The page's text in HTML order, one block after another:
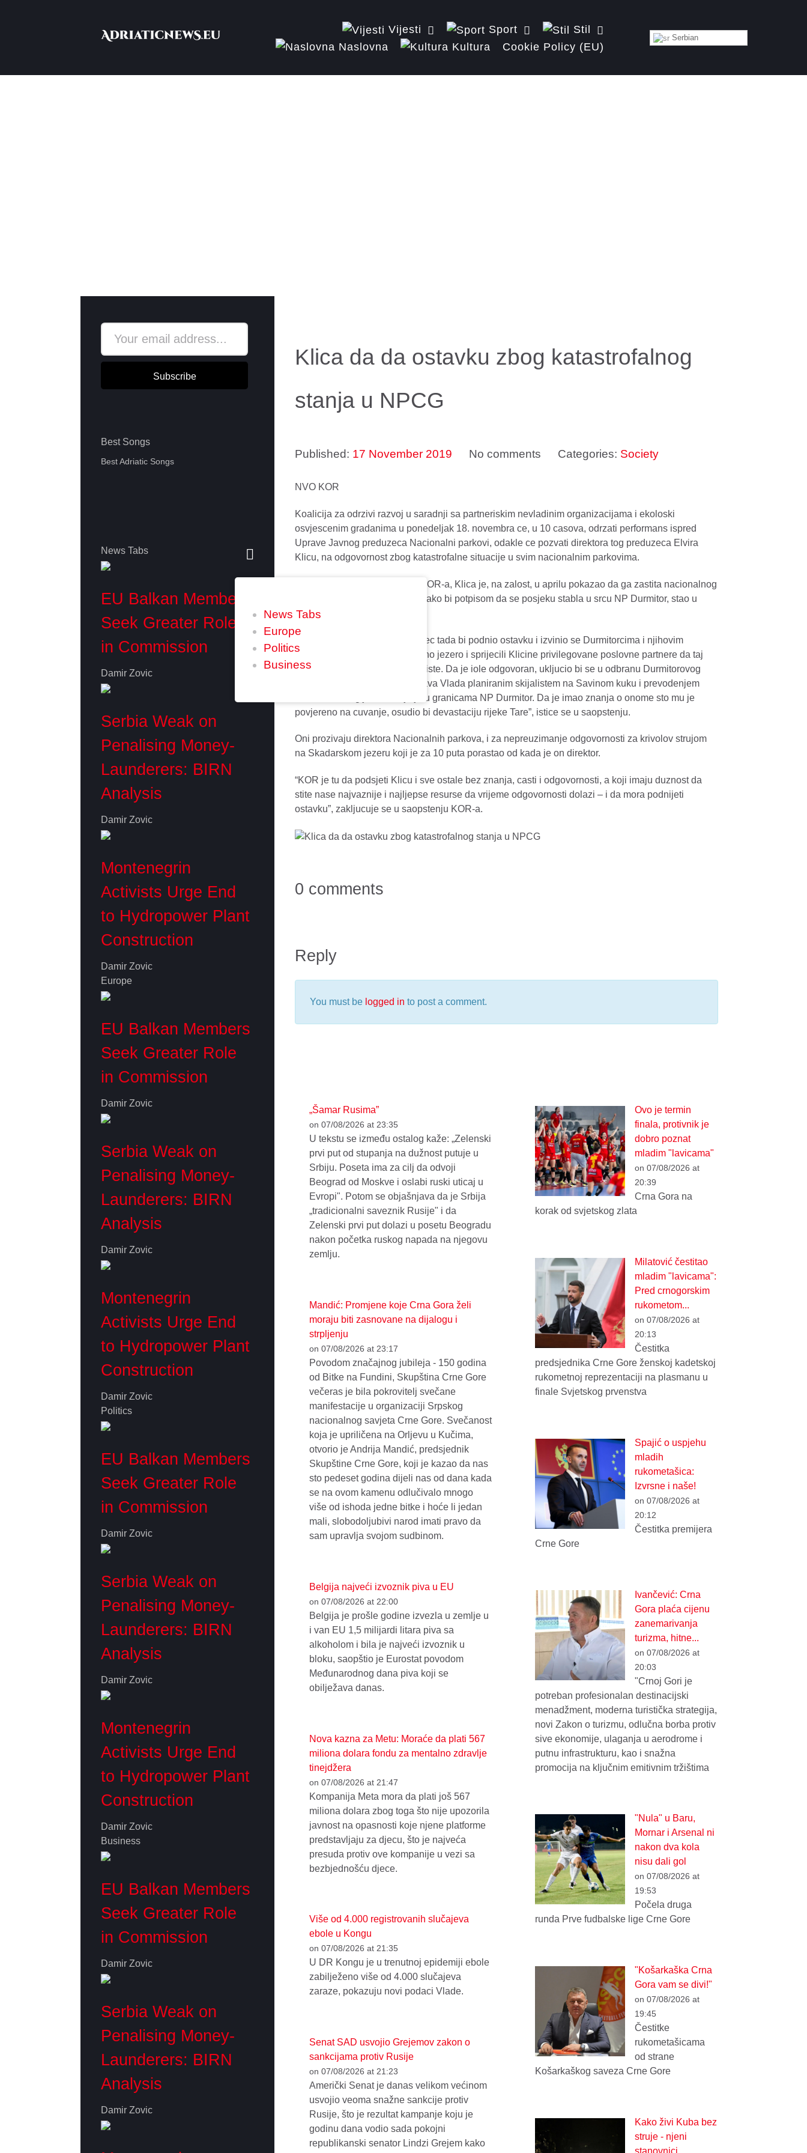
Vijesti Sport
Stil
Naslovna
Kultura Cookie Policy (EU)
Serbian
Subscribe
Best Songs
Best Adriatic Songs
News Tabs
Europe
Politics
Business
News Tabs
EU Balkan Members
Seek Greater Role
in Commission
Damir Zovic
Serbia Weak on
Penalising Money-
Launderers: BIRN
Analysis
Damir Zovic
Montenegrin
Activists Urge End
to Hydropower Plant
Construction
Damir Zovic
Europe
EU Balkan Members
Seek Greater Role
in Commission
Damir Zovic
Serbia Weak on
Penalising Money-
Launderers: BIRN
Analysis
Damir Zovic
Montenegrin
Activists Urge End
to Hydropower Plant
Construction
Damir Zovic
Politics
EU Balkan Members
Seek Greater Role
in Commission
Damir Zovic
Serbia Weak on
Penalising Money-
Launderers: BIRN
Analysis
Damir Zovic
Montenegrin
Activists Urge End
to Hydropower Plant
Construction
Damir Zovic
Business
EU Balkan Members
Seek Greater Role
in Commission
Damir Zovic
Serbia Weak on
Penalising Money-
Launderers: BIRN
Analysis
Damir Zovic
Klica da da ostavku zbog katastrofalnog
stanja u NPCG
Published: 17 November 2019 No comments Categories: Society
NVO KOR
Koalicija za odrzivi razvoj u saradnji sa partneriskim nevladinim organizacijama i ekoloski
osvjescenim gradanima u ponedeljak 18. novembra ce, u 10 casova, odrzati performans ispred
Uprave Javnog preduzeca Nacionalni parkovi, odakle ce pozvati direktora tog preduzeca Elvira
Klicu, na odgovornost zbog katastrofalne situacije u svim nacionalnim parkovima.
Kako se navodi u saopstenju KOR-a, Klica je, na zalost, u aprilu pokazao da ga zastita nacionalnog
blaga ne zanima, vec da je tu kako bi potpisom da se posjeku stabla u srcu NP Durmitor, stao u
zastitu interesa investitora.
“Da je iole odgovoran, a nije, vec tada bi podnio ostavku i izvinio se Durmitorcima i njihovim
prijateljima koji su odbranili Crno jezero i sprijecili Klicine privilegovane poslovne partnere da taj
dragulj pretvore u privatno izletiste. Da je iole odgovoran, ukljucio bi se u odbranu Durmitorovog
statusa UNESCO-a koji ugrozava Vlada planiranim skijalistem na Savinom kuku i prevodenjem
vode iz Modrog jezera, koje je u granicama NP Durmitor. Da je imao znanja o onome sto mu je
povjereno na cuvanje, osudio bi devastaciju rijeke Tare”, istice se u saopstenju.
Oni prozivaju direktora Nacionalnih parkova, i za nepreuzimanje odgovornosti za krivolov strujom
na Skadarskom jezeru koji je za 10 puta porastao od kada je on direktor.
“KOR je tu da podsjeti Klicu i sve ostale bez znanja, casti i odgovornosti, a koji imaju duznost da
stite nase najvaznije i najljepse resurse da vrijeme odgovornosti dolazi – i da mora podnijeti
ostavku”, zakljucuje se u saopstenju KOR-a.
0 comments
Reply
You must be logged in to post a comment.
„Šamar Rusima”
on 07/08/2026 at 23:35
U tekstu se između ostalog kaže: „Zelenski
prvi put od stupanja na dužnost putuje u
Srbiju. Poseta ima za cilj da odvoji
Beograd od Moskve i oslabi ruski uticaj u
Evropi". Potom se objašnjava da je Srbija
„tradicionalni saveznik Rusije" i da
Zelenski prvi put dolazi u posetu Beogradu
nakon početka ruskog napada na njegovu
zemlju.
Mandić: Promjene koje Crna Gora želi
moraju biti zasnovane na dijalogu i
strpljenju
on 07/08/2026 at 23:17
Povodom značajnog jubileja - 150 godina
od Bitke na Fundini, Skupština Crne Gore
večeras je bila pokrovitelj svečane
manifestacije u organizaciji Srpskog
nacionalnog savjeta Crne Gore. Svečanost
koja je upriličena na Orljevu u Kučima,
otvorio je Andrija Mandić, predsjednik
Skupštine Crne Gore, koji je kazao da nas
sto pedeset godina dijeli nas od dana kada
se na ovom kamenu odlučivalo mnogo
više od ishoda jedne bitke i hoće li jedan
mali, slobodoljubivi narod imati pravo da
sam upravlja svojom sudbinom.
Belgija najveći izvoznik piva u EU
on 07/08/2026 at 22:00
Belgija je prošle godine izvezla u zemlje u
i van EU 1,5 milijardi litara piva sa
alkoholom i bila je najveći izvoznik u
bloku, saopštio je Eurostat povodom
Međunarodnog dana piva koji se
obilježava danas.
Nova kazna za Metu: Moraće da plati 567
miliona dolara fondu za mentalno zdravlje
tinejdžera
on 07/08/2026 at 21:47
Kompanija Meta mora da plati još 567
miliona dolara zbog toga što nije upozorila
javnost na opasnosti koje njene platforme
predstavljaju za djecu, što je najveća
presuda protiv ove kompanije u vezi sa
bezbjednošću djece.
Više od 4.000 registrovanih slučajeva
ebole u Kongu
on 07/08/2026 at 21:35
U DR Kongu je u trenutnoj epidemiji ebole
zabilježeno više od 4.000 slučajeva
zaraze, pokazuju novi podaci Vlade.
Senat SAD usvojio Grejemov zakon o
sankcijama protiv Rusije
on 07/08/2026 at 21:23
Američki Senat je danas velikom većinom
usvojio veoma snažne sankcije protiv
Rusije, što je rezultat kampanje koju je
godinu dana vodio sada pokojni
republikanski senator Lindzi Grejem kako
Ovo je termin
finala, protivnik je
dobro poznat
mladim "lavicama"
on 07/08/2026 at
20:39
Crna Gora na
korak od svjetskog zlata
Milatović čestitao
mladim "lavicama":
Pred crnogorskim
rukometom...
on 07/08/2026 at
20:13
Čestitka
predsjednika Crne Gore ženskoj kadetskoj
rukometnoj reprezentaciji na plasmanu u
finale Svjetskog prvenstva
Spajić o uspjehu
mladih
rukometašica:
Izvrsne i naše!
on 07/08/2026 at
20:12
Čestitka premijera
Crne Gore
Ivančević: Crna
Gora plaća cijenu
zanemarivanja
turizma, hitne...
on 07/08/2026 at
20:03
"Crnoj Gori je
potreban profesionalan destinacijski
menadžment, moderna turistička strategija,
novi Zakon o turizmu, odlučna borba protiv
sive ekonomije, ulaganja u aerodrome i
putnu infrastrukturu, kao i snažna
promocija na ključnim emitivnim tržištima
"Nula" u Baru,
Mornar i Arsenal ni
nakon dva kola
nisu dali gol
on 07/08/2026 at
19:53
Počela druga
runda Prve fudbalske lige Crne Gore
"Košarkaška Crna
Gora vam se divi!"
on 07/08/2026 at
19:45
Čestitke
rukometašicama
od strane
Košarkaškog saveza Crne Gore
Kako živi Kuba bez
struje - njeni
stanovnici